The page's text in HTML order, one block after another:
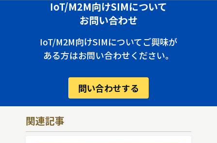
IoT/M2M向けSIMについて
お問い合わせ
IoT/M2M向けSIMについてご興味が
ある方はお問い合わせください。
問い合わせする
関連記事